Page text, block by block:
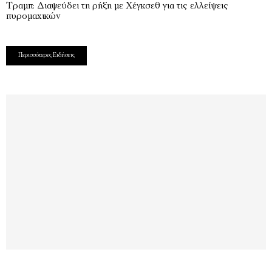
Τραμπ: Διαψεύδει τη ρήξη με Χέγκσεθ για τις ελλείψεις
πυρομαχικών
Περισσότερες Ειδήσεις